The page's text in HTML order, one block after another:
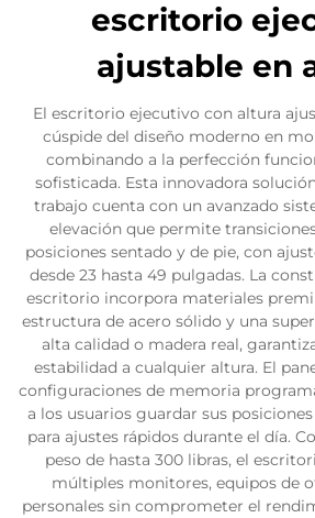
escritorio
ajustable en
El escritorio ejecutivo con altura
cúspide del diseño moderno en
combinando a la perfección
sofisticada. Esta innovadora
trabajo cuenta con un avanzado
elevación que permite
posiciones sentado y de pie, con
desde 23 hasta 49 pulgadas. La
escritorio incorpora materiales
estructura de acero sólido y una
alta calidad o madera real,
estabilidad a cualquier altura. El
configuraciones de memoria
a los usuarios guardar sus
para ajustes rápidos durante el día.
peso de hasta 300 libras, el
múltiples monitores, equipos de
personales sin comprometer el